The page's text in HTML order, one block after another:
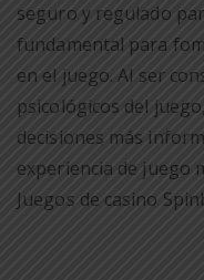
seguro y regulado
fundamental para
en el juego. Al ser
psicológicos del
decisiones más
experiencia de juego
Juegos de casino